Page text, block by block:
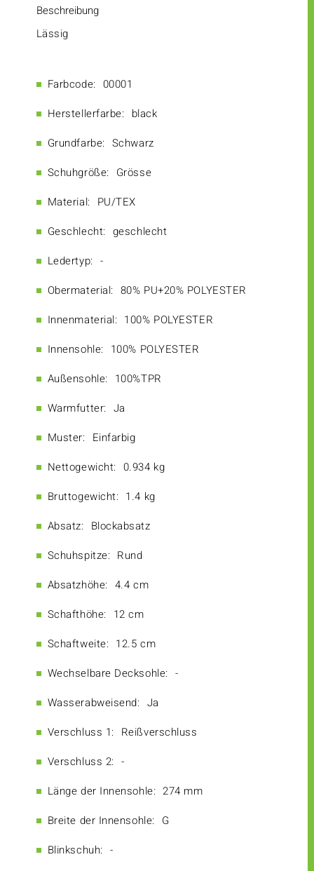
Beschreibung
Lässig
Farbcode: 00001
Herstellerfarbe: black
Grundfarbe: Schwarz
Schuhgröße: Grösse
Material: PU/TEX
Geschlecht: geschlecht
Ledertyp: -
Obermaterial: 80% PU+20% POLYESTER
Innenmaterial: 100% POLYESTER
Innensohle: 100% POLYESTER
Außensohle: 100%TPR
Warmfutter: Ja
Muster: Einfarbig
Nettogewicht: 0.934 kg
Bruttogewicht: 1.4 kg
Absatz: Blockabsatz
Schuhspitze: Rund
Absatzhöhe: 4.4 cm
Schafthöhe: 12 cm
Schaftweite: 12.5 cm
Wechselbare Decksohle: -
Wasserabweisend: Ja
Verschluss 1: Reißverschluss
Verschluss 2: -
Länge der Innensohle: 274 mm
Breite der Innensohle: G
Blinkschuh: -